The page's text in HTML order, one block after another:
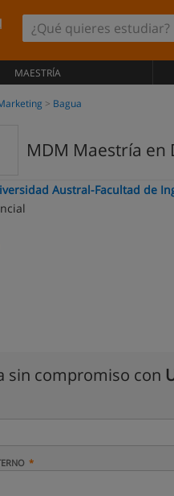
MAESTRÍA
Bagua
MDM Maestría en
Austral-Facultad de
sin compromiso con